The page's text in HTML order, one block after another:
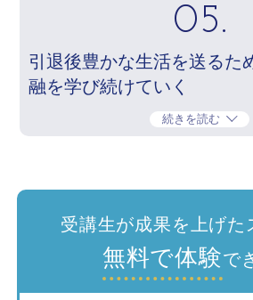
05.
引退後豊かな生活を送るた
融を学び続けていく
続きを読む
受講生が成果を上げた
無料で体験で